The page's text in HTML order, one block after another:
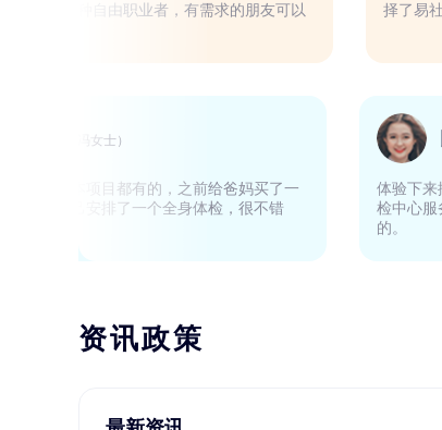
很久了，非常适合我这种自由职业者，有需求的朋友可以
家庭主妇
第二次购买了，体检基本项目都有的，之前给爸妈买了一
个体检套餐，这次给自己安排了一个全身体检，很不错
资讯政策